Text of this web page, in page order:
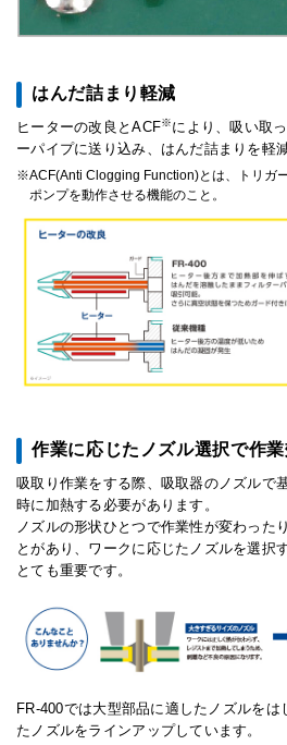
はんだ詰まり軽減
ヒーターの改良とACF※により、吸い取
ーパイプに送り込み、はんだ詰まりを軽
ACF(Anti Clogging Function)とは、トリガ
ポンプを動作させる機能のこと。
作業に応じたノズル選択で作
吸取り作業をする際、吸取器のノズルで
時に加熱する必要があります。
ノズルの形状ひとつで作業性が変わった
とがあり、ワークに応じたノズルを選択
とても重要です。
FR-400では大型部品に適したノズルをは
たノズルをラインアップしています。